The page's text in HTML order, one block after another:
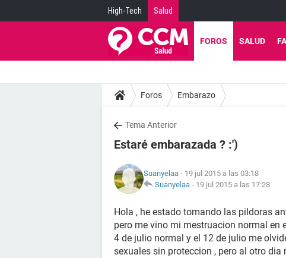
High-Tech Salud
FOROS SALUD
Foros Embarazo
Tema Anterior
Estaré embarazada ? :')
Suanyelaa - 19 jul 2015 a las 03:18
Suanyelaa - 19 jul 2015 a las 17:28
Hola , he estado tomando las pildoras
pero me vino mi mestruacion normal en
4 de julio normal y el 12 de julio me
sexuales sin proteccion , pero al otro